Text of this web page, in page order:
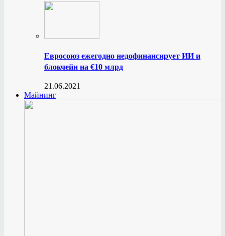
Евросоюз ежегодно недофинансирует ИИ и
блокчейн на €10 млрд
21.06.2021
Майнинг